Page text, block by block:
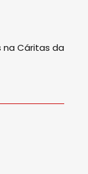
na Cáritas da